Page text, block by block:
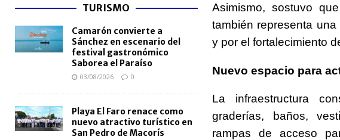
Asimismo, sostuvo
también representa
y por el fortalecimiento
Nuevo espacio para
La infraestructura
graderías, baños,
rampas de acceso
TURISMO
Camarón convierte a
Sánchez en escenario del
festival gastronómico
Saborea el Paraíso
03/08/2026 0
Playa El Faro renace como
nuevo atractivo turístico en
San Pedro de Macorís